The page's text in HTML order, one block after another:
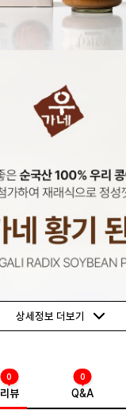
상세정보 더보기
리뷰
0
Q&A
0